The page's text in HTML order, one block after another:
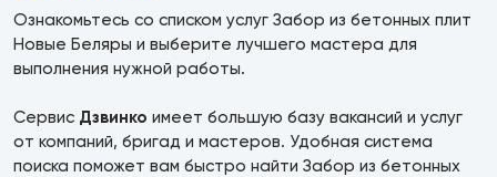
Ознакомьтесь со списком услуг Забор из бетонных плит
Новые Беляры и выберите лучшего мастера для
выполнения нужной работы.
Сервис Дзвинко имеет большую базу вакансий и услуг
от компаний, бригад и мастеров. Удобная система
поиска поможет вам быстро найти Забор из бетонных